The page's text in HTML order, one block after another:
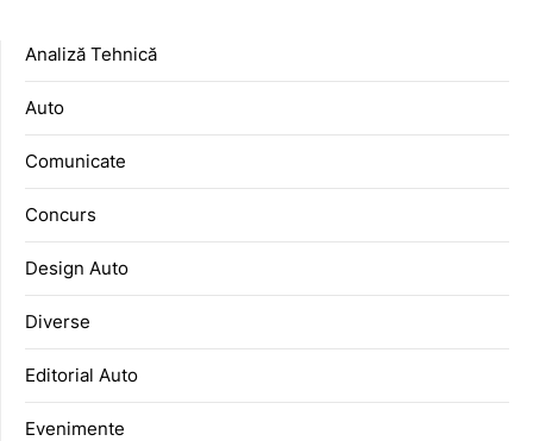
Analiză Tehnică
Auto
Comunicate
Concurs
Design Auto
Diverse
Editorial Auto
Evenimente